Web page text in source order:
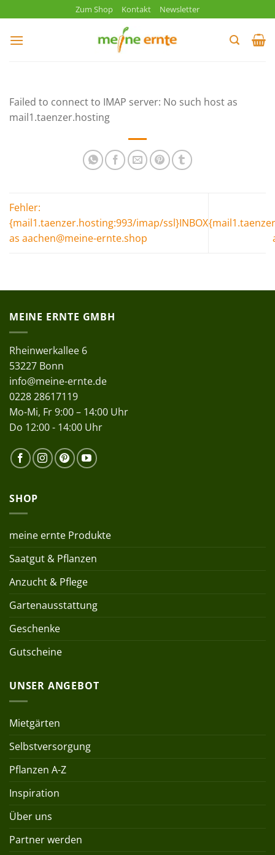
Inhalt
springen
Zum Shop Kontakt Newsletter
Failed to connect to IMAP server: No such host as
mail1.taenzer.hosting
Fehler:
{mail1.taenzer.hosting:993/imap/ssl}INBOX
as aachen@meine-ernte.shop
MEINE ERNTE GMBH
Rheinwerkallee 6
53227 Bonn
info@meine-ernte.de
0228 28617119
Mo-Mi, Fr 9:00 – 14:00 Uhr
Do 12:00 - 14:00 Uhr
SHOP
meine ernte Produkte
Saatgut & Pflanzen
Anzucht & Pflege
Gartenausstattung
Geschenke
Gutscheine
UNSER ANGEBOT
Mietgärten
Selbstversorgung
Pflanzen A-Z
Inspiration
Über uns
Partner werden